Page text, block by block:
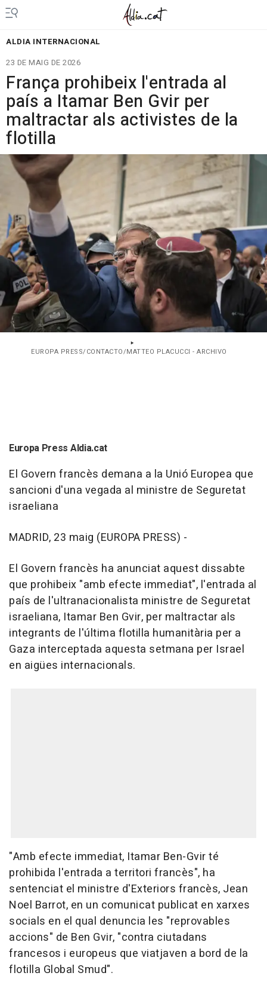
ALDIA INTERNACIONAL
23 DE MAIG DE 2026
França prohibeix l'entrada al
país a Itamar Ben Gvir per
maltractar als activistes de la
flotilla
EUROPA PRESS/CONTACTO/MATTEO PLACUCCI - ARCHIVO
Europa Press Aldia.cat
El Govern francès demana a la Unió Europea que
sancioni d'una vegada al ministre de Seguretat
israeliana
MADRID, 23 maig (EUROPA PRESS) -
El Govern francès ha anunciat aquest dissabte
que prohibeix "amb efecte immediat", l'entrada al
país de l'ultranacionalista ministre de Seguretat
israeliana, Itamar Ben Gvir, per maltractar als
integrants de l'última flotilla humanitària per a
Gaza interceptada aquesta setmana per Israel
en aigües internacionals.
"Amb efecte immediat, Itamar Ben-Gvir té
prohibida l'entrada a territori francès", ha
sentenciat el ministre d'Exteriors francès, Jean
Noel Barrot, en un comunicat publicat en xarxes
socials en el qual denuncia les "reprovables
accions" de Ben Gvir, "contra ciutadans
francesos i europeus que viatjaven a bord de la
flotilla Global Smud".